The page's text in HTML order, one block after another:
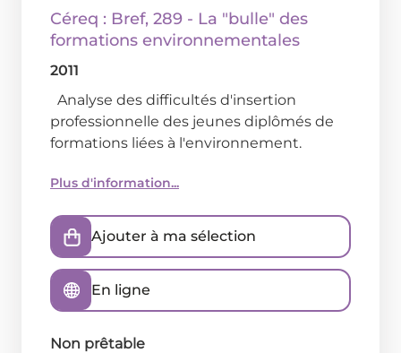
Céreq : Bref, 289 - La "bulle" des
formations environnementales
2011
Analyse des difficultés d'insertion
professionnelle des jeunes diplômés de
formations liées à l'environnement.
Plus d'information...
Ajouter à ma sélection
En ligne
Non prêtable